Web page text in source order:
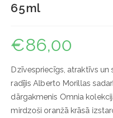
65ml
€86,00
Dzīvespriecīgs, atraktīvs un
radījis Alberto Morillas
dārgakmenis Omnia
mirdzoši oranžā krāsā